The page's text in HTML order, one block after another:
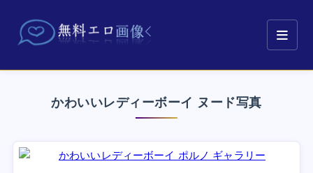
かわいいレディーボーイ ヌード写真